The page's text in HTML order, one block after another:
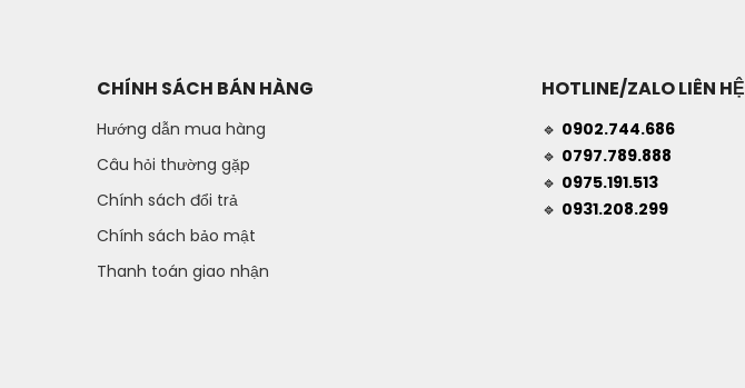
CHÍNH SÁCH BÁN HÀNG
Hướng dẫn mua hàng
Câu hỏi thường gặp
Chính sách đổi trả
Chính sách bảo mật
Thanh toán giao nhận
HOTLINE/ZALO LIÊN HỆ
🔹 0902.744.686
🔹 0797.789.888
🔹 0975.191.513
🔹 0931.208.299